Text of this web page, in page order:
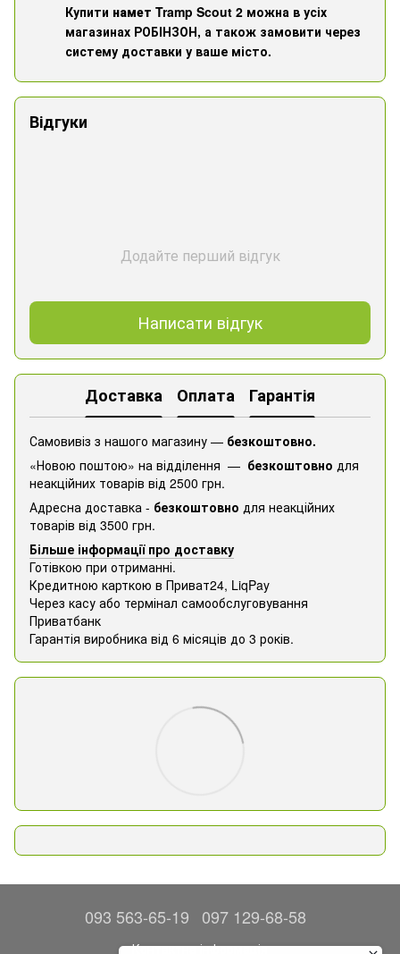
Купити намет Tramp Scout 2 можна в усіх
магазинах РОБІНЗОН, а також замовити через
систему доставки у ваше місто.
Відгуки
Додайте перший відгук
Написати відгук
Доставка Оплата Гарантія
Самовивіз з нашого магазину — безкоштовно.
«Новою поштою» на відділення — безкоштовно для
неакційних товарів від 2500 грн.
Адресна доставка - безкоштовно для неакційних
товарів від 3500 грн.
Більше інформації про доставку
Готівкою при отриманні.
Кредитною карткою в Приват24, ​​LiqPay
Через касу або термінал самообслуговування
Приватбанк
Гарантія виробника від 6 місяців до 3 років.
093 563-65-19 097 129-68-58
Контактна інформація